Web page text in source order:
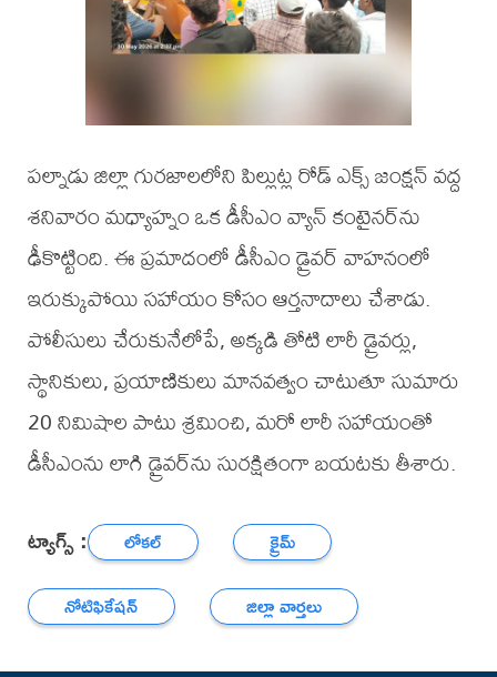
పల్నాడు జిల్లా గురజాలలోని పిల్లుట్ల రోడ్ ఎక్స్ జంక్షన్ వద్ద
శనివారం మధ్యాహ్నం ఒక డీసీఎం వ్యాన్ కంటైనర్‌ను
ఢీకొట్టింది. ఈ ప్రమాదంలో డీసీఎం డ్రైవర్ వాహనంలో
ఇరుక్కుపోయి సహాయం కోసం ఆర్తనాదాలు చేశాడు.
పోలీసులు చేరుకునేలోపే, అక్కడి తోటి లారీ డ్రైవర్లు,
స్థానికులు, ప్రయాణికులు మానవత్వం చాటుతూ సుమారు
20 నిమిషాల పాటు శ్రమించి, మరో లారీ సహాయంతో
డీసీఎంను లాగి డ్రైవర్‌ను సురక్షితంగా బయటకు తీశారు.
ట్యాగ్స్ : లోకల్
క్రైమ్
నోటిఫికేషన్
జిల్లా వార్తలు